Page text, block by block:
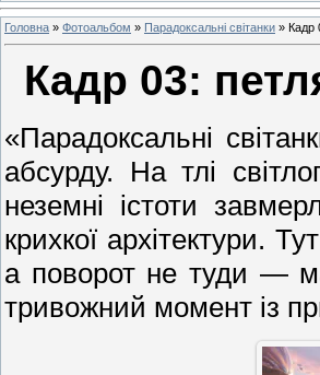
Головна » Фотоальбом » Парадоксальні світанки » Кадр
Кадр 03:
«Парадоксальні
абсурду. На тлі
неземні істоти
крихкої архітектури.
а поворот не туди —
тривожний момент із